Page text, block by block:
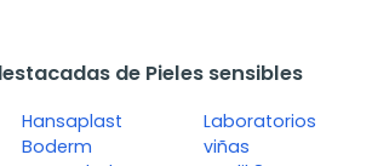
de Pieles sensibles
Hansaplast
Boderm
Laboratorios
viñas